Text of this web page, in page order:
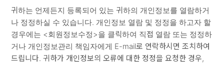
귀하는 언제든지 등록되어 있는 귀하의 개인정보를 열람하거
나 정정하실 수 있습니다. 개인정보 열람 및 정정을 하고자 할
경우에는 <회원정보수정>을 클릭하여 직접 열람 또는 정정하
거나 개인정보관리 책임자에게 E-mail로 연락하시면 조치하여
드립니다. 귀하가 개인정보의 오류에 대한 정정을 요청한 경우,